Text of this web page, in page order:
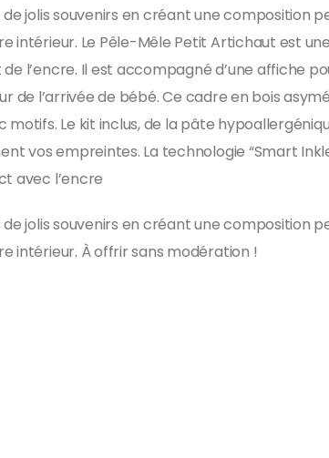
jolis souvenirs en créant une composition
intérieur. Le Pêle-Mêle Petit Artichaut est
l’encre. Il est accompagné d’une affiche
de l’arrivée de bébé. Ce cadre en bois
Le kit inclus, de la pâte
vos empreintes. La technologie “Smart
avec l’encre
jolis souvenirs en créant une composition
intérieur. À offrir sans modération !